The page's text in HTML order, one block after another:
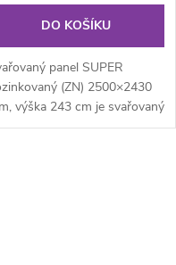
DO KOŠÍKU
panel SUPER
(ZN) 2500×2430
výška 243 cm je svařovaný
plotový panel o